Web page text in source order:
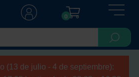
0
(13 de julio - 4 de septiembre):